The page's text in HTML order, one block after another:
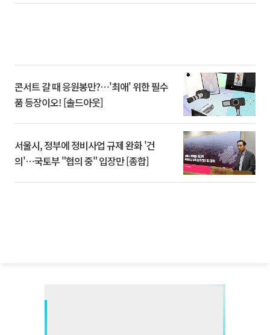
콘서트 갈 때 응원봉만?⋯'최애' 위한 필수
품 등장이오! [솔드아웃]
서울시, 정부에 정비사업 규제 완화 '건
의'⋯국토부 "협의 중" 입장만 [종합]